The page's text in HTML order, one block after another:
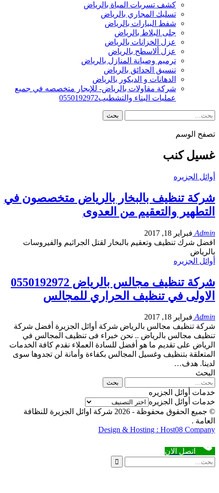
كشف تسربات المياة بالرياض
تسليك المجاري بالرياض
شفط البيارات بالرياض
جلى البلاط بالرياض
عزل الخزانات بالرياض
عزل ألاسطح بالرياض
ترميم وصيانة المنازل بالرياض
تنسيق الحدائق بالرياض
الدهانات و الديكور بالرياض
شركة مقاولات بالرياض- للإيجار متخصصه في جميع
عمليات البناء والتشطيب0550192972
تصفح الوسم
غسيل كنب
أوائل الجزيره
شركة تنظيف بالبخار بالرياض متخصصون في
التطهير والتعقيم من العدوى
Admin فبراير 18, 2017
افضل شرك تنظيف وتعقيم بالبخار لقتل الجراثيم والفيروسات
بالرياض
أوائل الجزيره
شركة تنظيف مجالس بالرياض 0550192972
الاولى في تنظيف الحراري للمجالس
Admin فبراير 18, 2017
شركة تنظيف مجالس بالرياض شركة أوائل الجزيرة أفضل شركة
تنظيف مجالس بالرياض .. نحن خبراء فى تنظيف المجالس في
الرياض على تقديم ما هو أفضل للسادة العملاء نقدم كافة الخدمات
المتعلقة بتنظيف وغسيل المجالس بكفاءة وأمانة لن تجدوها سوى
لدينا. هدف…
البحث
خدمات أوائل الجزيره
خدمات أوائل الجزيره
© جميع الحقوق محفوظة - 2026 شركة اوائل الجزيرة للنظافة
العامة .
Design & Hosting : Host08 Company
اتصل الان